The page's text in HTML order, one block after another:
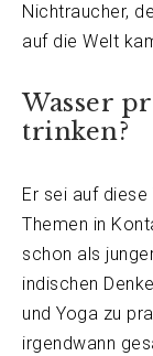
Nichtraucher,
auf die Welt
Wasser
trinken?
Er sei auf
Themen in
schon als
indischen
und Yoga zu
irgendwann